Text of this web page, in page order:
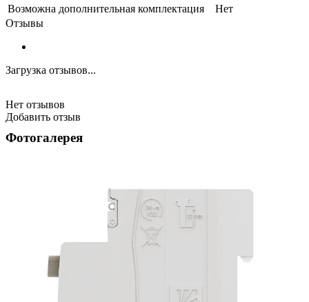
Возможна дополнительная комплектация
Нет
Отзывы
Загрузка отзывов...
Нет отзывов
Добавить отзыв
Фотогалерея